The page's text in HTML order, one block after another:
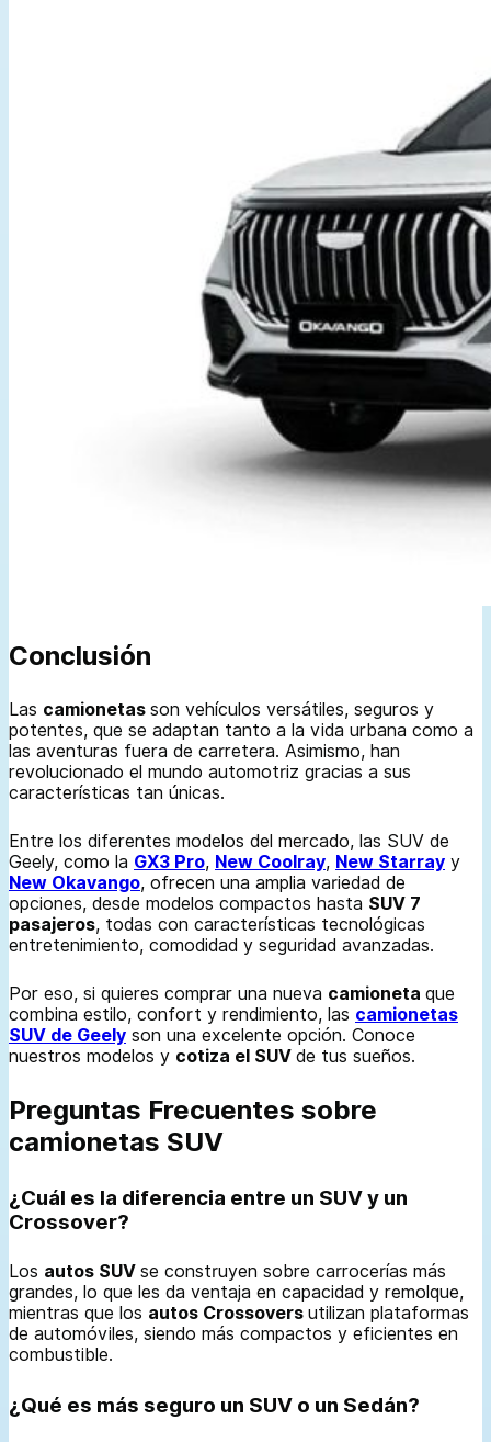
Conclusión
Las camionetas son vehículos versátiles, seguros y
potentes, que se adaptan tanto a la vida urbana como a
las aventuras fuera de carretera. Asimismo, han
revolucionado el mundo automotriz gracias a sus
características tan únicas.
Entre los diferentes modelos del mercado, las SUV de
Geely, como la GX3 Pro, New Coolray, New Starray y
New Okavango, ofrecen una amplia variedad de
opciones, desde modelos compactos hasta SUV 7
pasajeros, todas con características tecnológicas
entretenimiento, comodidad y seguridad avanzadas.
Por eso, si quieres comprar una nueva camioneta que
combina estilo, confort y rendimiento, las camionetas
SUV de Geely son una excelente opción. Conoce
nuestros modelos y cotiza el SUV de tus sueños.
Preguntas Frecuentes sobre
camionetas SUV
¿Cuál es la diferencia entre un SUV y un
Crossover?
Los autos SUV se construyen sobre carrocerías más
grandes, lo que les da ventaja en capacidad y remolque,
mientras que los autos Crossovers utilizan plataformas
de automóviles, siendo más compactos y eficientes en
combustible.
¿Qué es más seguro un SUV o un Sedán?